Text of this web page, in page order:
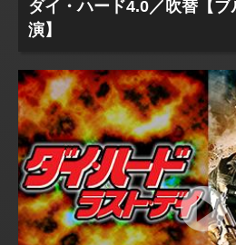
ダイ・ハード4.0／吹替【
演】